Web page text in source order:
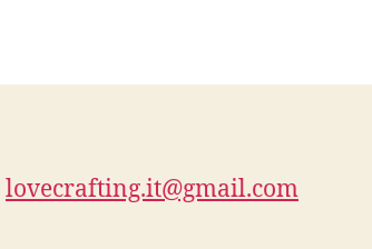
lovecrafting.it@gmail.com